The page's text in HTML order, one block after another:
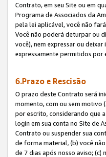
Contrato, em seu Site ou em
Programa de Associados da
pela lei aplicável, você não
Você não poderá deturpar ou
você), nem expressar ou
expressamente permitidos por
6.Prazo e Rescisão
O prazo deste Contrato será
momento, com ou sem motivo
por escrito, considerando que
login em sua conta no Site de
Contrato ou suspender sua
de forma material, (b) você
de 7 dias após nosso aviso; (c)